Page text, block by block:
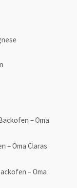
– Oma
– Oma Claras
– Oma